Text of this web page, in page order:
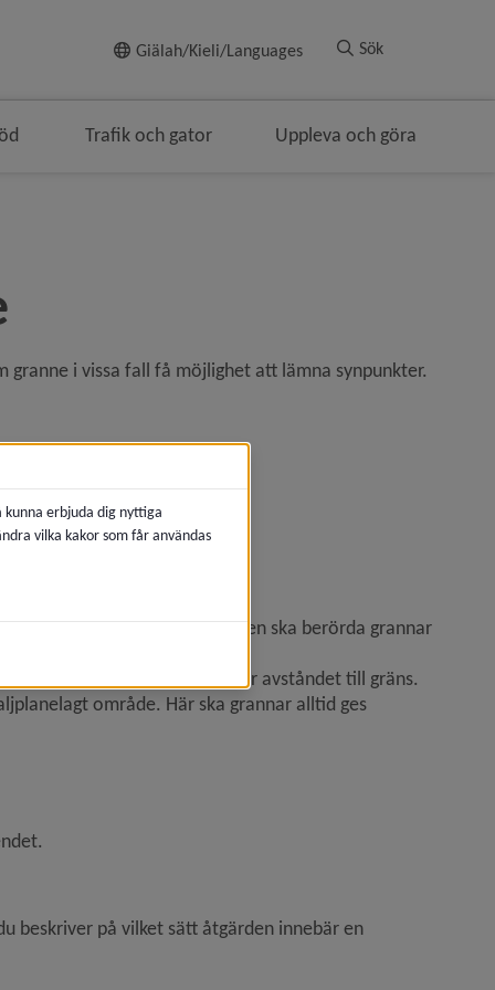
Giälah/Kieli/Languages Sök
Trafik och gator Uppleva och göra
granne i vissa fall få möjlighet att lämna synpunkter.
tänka på.
avviker från detaljplanen ska berörda grannar
om detaljplanen inte reglerar avståndet till gräns.
område. Här ska grannar alltid ges
beskriver på vilket sätt åtgärden innebär en
erbjuda dig nyttiga
vilka kakor som får användas